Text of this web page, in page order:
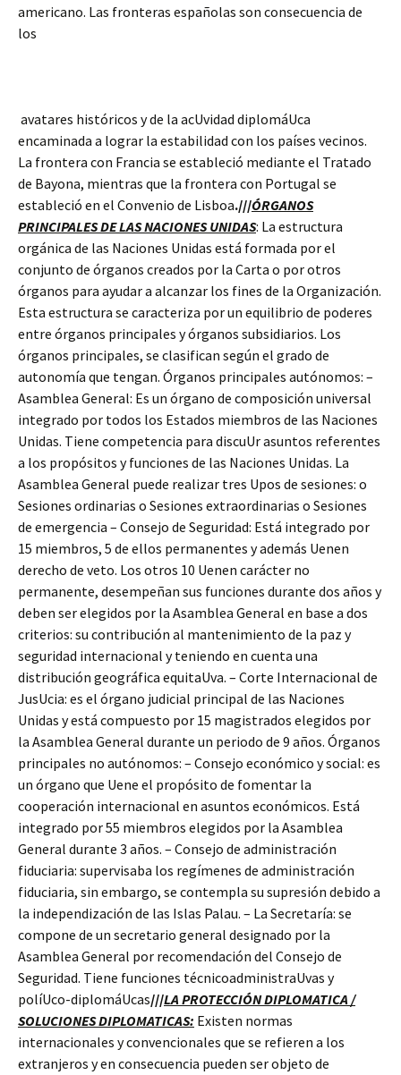
americano. Las fronteras españolas son consecuencia de
los
avatares históricos y de la acUvidad diplomáUca
encaminada a lograr la estabilidad con los países vecinos.
La frontera con Francia se estableció mediante el Tratado
de Bayona, mientras que la frontera con Portugal se
estableció en el Convenio de Lisboa.///ÓRGANOS
PRINCIPALES DE LAS NACIONES UNIDAS: La estructura
orgánica de las Naciones Unidas está formada por el
conjunto de órganos creados por la Carta o por otros
órganos para ayudar a alcanzar los fines de la Organización.
Esta estructura se caracteriza por un equilibrio de poderes
entre órganos principales y órganos subsidiarios. Los
órganos principales, se clasifican según el grado de
autonomía que tengan. Órganos principales autónomos: –
Asamblea General: Es un órgano de composición universal
integrado por todos los Estados miembros de las Naciones
Unidas. Tiene competencia para discuUr asuntos referentes
a los propósitos y funciones de las Naciones Unidas. La
Asamblea General puede realizar tres Upos de sesiones: o
Sesiones ordinarias o Sesiones extraordinarias o Sesiones
de emergencia – Consejo de Seguridad: Está integrado por
15 miembros, 5 de ellos permanentes y además Uenen
derecho de veto. Los otros 10 Uenen carácter no
permanente, desempeñan sus funciones durante dos años y
deben ser elegidos por la Asamblea General en base a dos
criterios: su contribución al mantenimiento de la paz y
seguridad internacional y teniendo en cuenta una
distribución geográfica equitaUva. – Corte Internacional de
JusUcia: es el órgano judicial principal de las Naciones
Unidas y está compuesto por 15 magistrados elegidos por
la Asamblea General durante un periodo de 9 años. Órganos
principales no autónomos: – Consejo económico y social: es
un órgano que Uene el propósito de fomentar la
cooperación internacional en asuntos económicos. Está
integrado por 55 miembros elegidos por la Asamblea
General durante 3 años. – Consejo de administración
fiduciaria: supervisaba los regímenes de administración
fiduciaria, sin embargo, se contempla su supresión debido a
la independización de las Islas Palau. – La Secretaría: se
compone de un secretario general designado por la
Asamblea General por recomendación del Consejo de
Seguridad. Tiene funciones técnicoadministraUvas y
políUco-diplomáUcas///LA PROTECCIÓN DIPLOMATICA /
SOLUCIONES DIPLOMATICAS: Existen normas
internacionales y convencionales que se refieren a los
extranjeros y en consecuencia pueden ser objeto de